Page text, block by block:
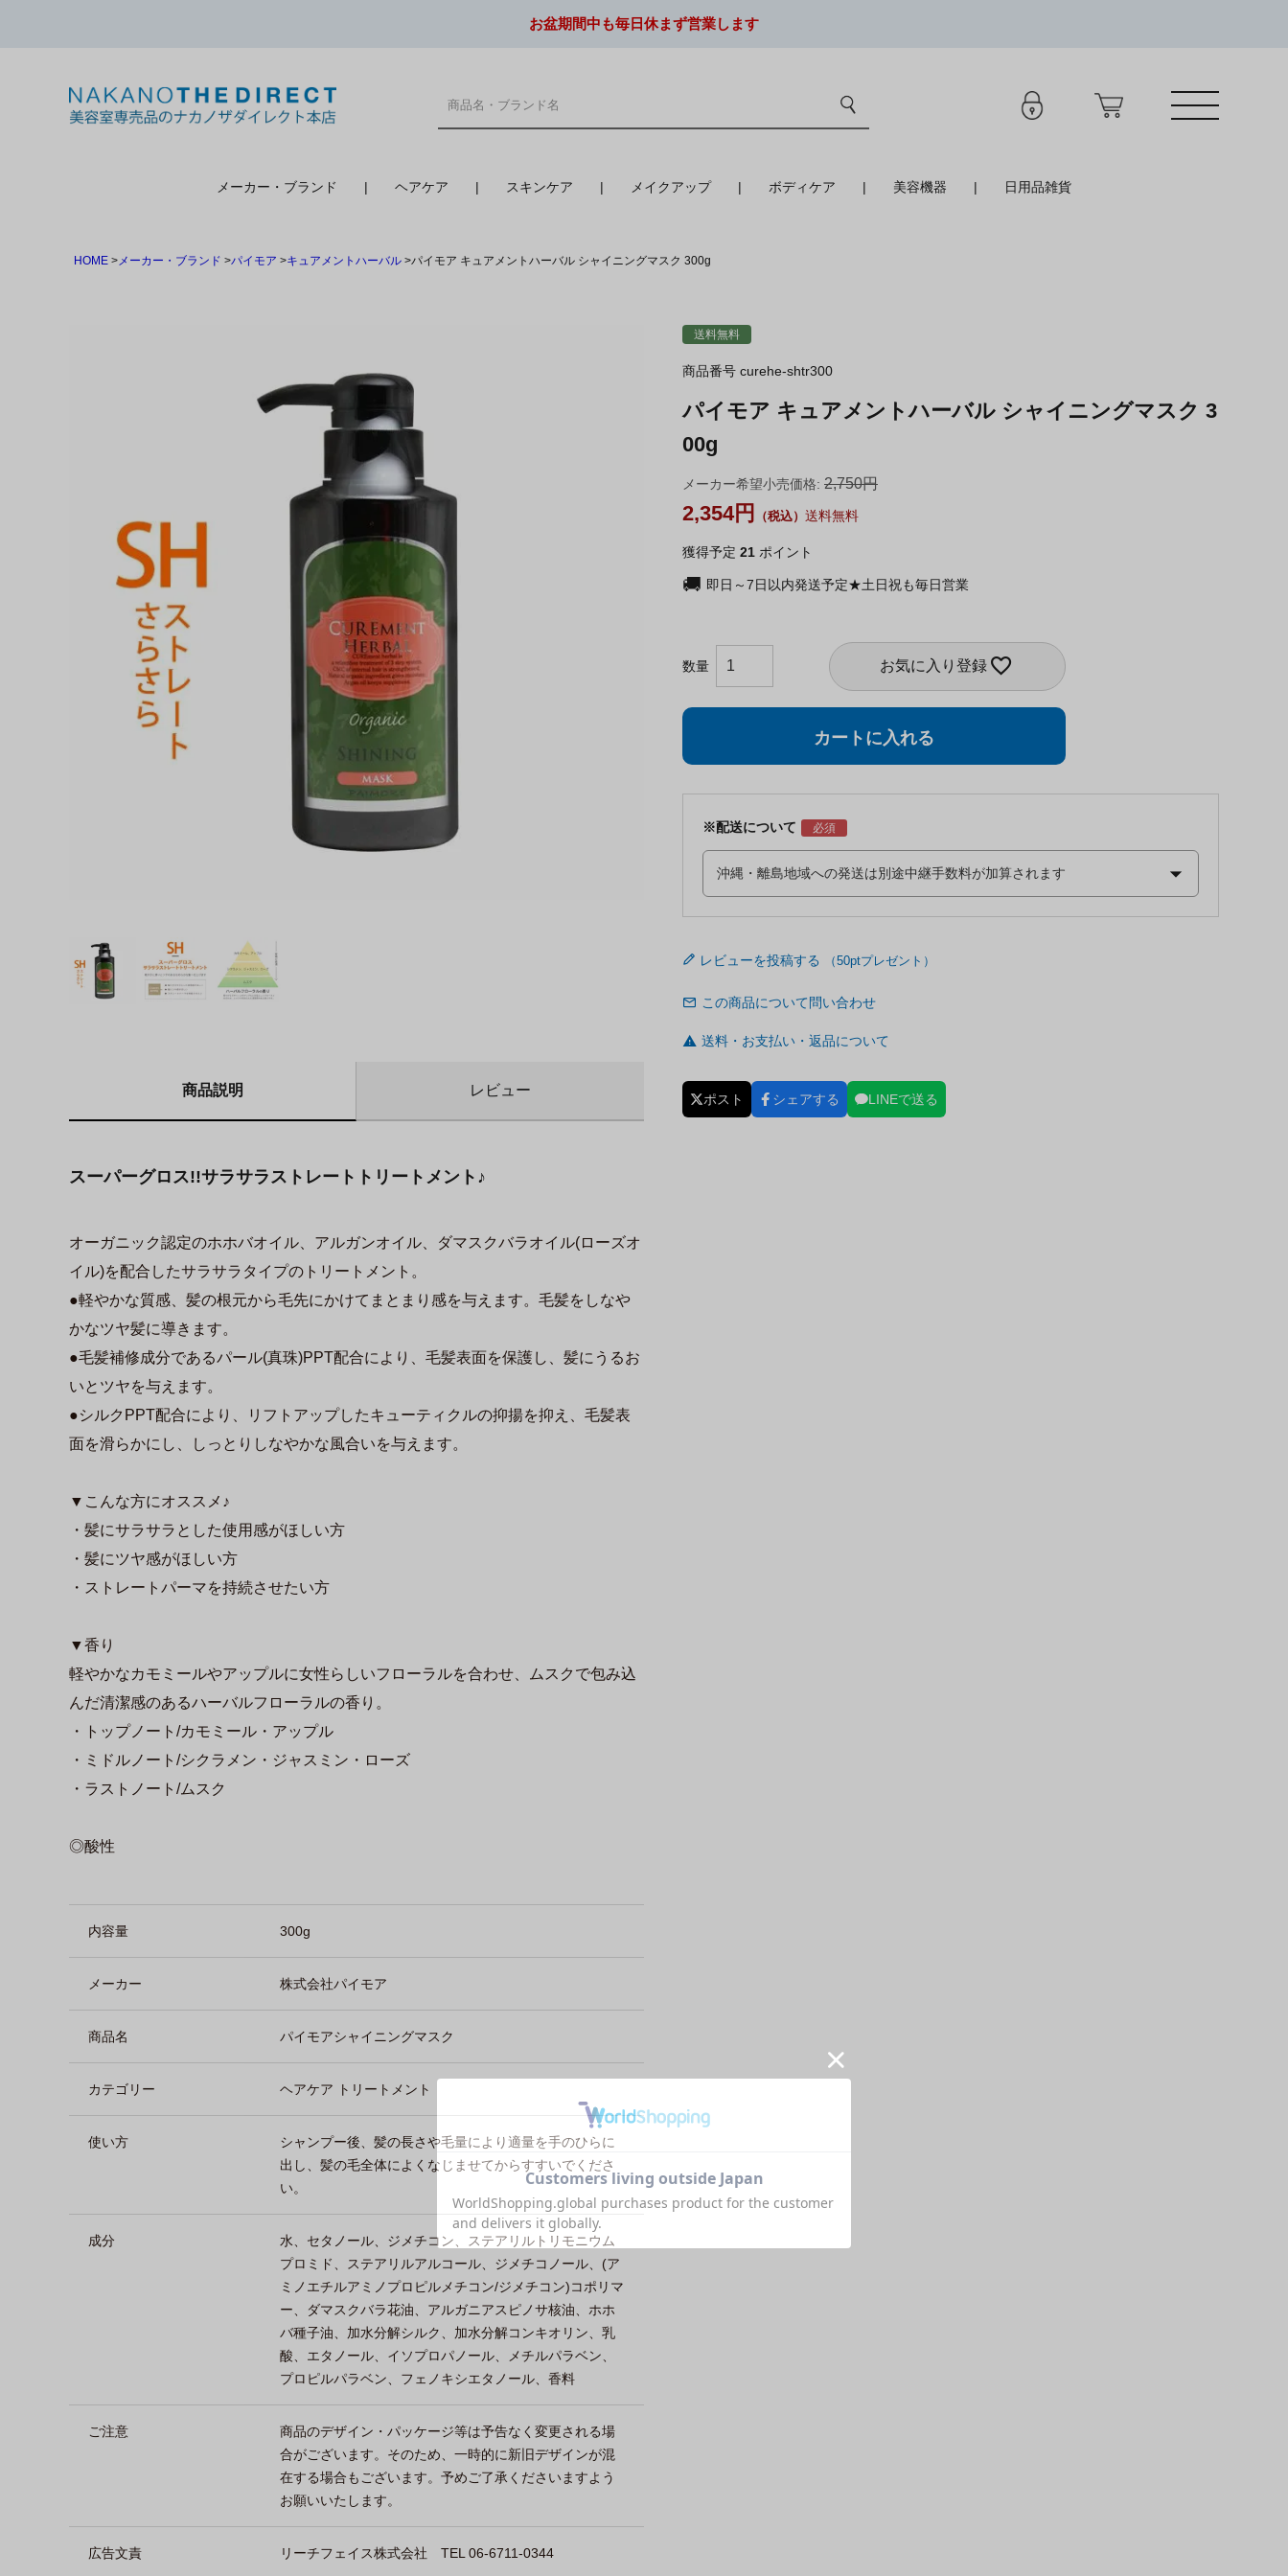
お盆期間中も毎日休まず営業します
メーカー・ブランド ヘアケア スキンケア メイクアップ ボディケア 美容機器 日用品雑貨
HOME メーカー・ブランド パイモア キュアメントハーバル パイモア キュアメントハーバル シャイニングマスク 300g
商品説明 レビュー
スーパーグロス!!サラサラストレートトリートメント♪
オーガニック認定のホホバオイル、アルガンオイル、ダマスクバラオイル(ローズオ
イル)を配合したサラサラタイプのトリートメント。
●軽やかな質感、髪の根元から毛先にかけてまとまり感を与えます。毛髪をしなや
かなツヤ髪に導きます。
●毛髪補修成分であるパール(真珠)PPT配合により、毛髪表面を保護し、髪にうるお
いとツヤを与えます。
●シルクPPT配合により、リフトアップしたキューティクルの抑揚を抑え、毛髪表
面を滑らかにし、しっとりしなやかな風合いを与えます。
▼こんな方にオススメ♪
・髪にサラサラとした使用感がほしい方
・髪にツヤ感がほしい方
・ストレートパーマを持続させたい方
▼香り
軽やかなカモミールやアップルに女性らしいフローラルを合わせ、ムスクで包み込
んだ清潔感のあるハーバルフローラルの香り。
・トップノート/カモミール・アップル
・ミドルノート/シクラメン・ジャスミン・ローズ
・ラストノート/ムスク
◎酸性
内容量 300g
メーカー 株式会社パイモア
商品名 パイモアシャイニングマスク
カテゴリー ヘアケア トリートメント
使い方
シャンプー後、髪の長さや毛量により適量を手のひらに
出し、髪の毛全体によくなじませてからすすいでくださ
い。
成分
水、セタノール、ジメチコン、ステアリルトリモニウム
プロミド、ステアリルアルコール、ジメチコノール、(ア
ミノエチルアミノプロピルメチコン/ジメチコン)コポリマ
ー、ダマスクバラ花油、アルガニアスピノサ核油、ホホ
バ種子油、加水分解シルク、加水分解コンキオリン、乳
酸、エタノール、イソプロパノール、メチルパラベン、
プロピルパラベン、フェノキシエタノール、香料
ご注意
商品のデザイン・パッケージ等は予告なく変更される場
合がございます。そのため、一時的に新旧デザインが混
在する場合もございます。予めご了承くださいますよう
お願いいたします。
広告文責 リーチフェイス株式会社 TEL 06-6711-0344
送料無料
商品番号 curehe-shtr300
パイモア キュアメントハーバル シャイニングマスク 3
00g
メーカー希望小売価格: 2,750
2,354 送料無料
獲得予定 21 ポイント
即日～7日以内発送予定★土日祝も毎日営業
お気に入り登録
カートに入れる
※配送について
レビューを投稿する
この商品について問い合わせ
送料・お支払い・返品について
ポスト シェアする LINEで送る